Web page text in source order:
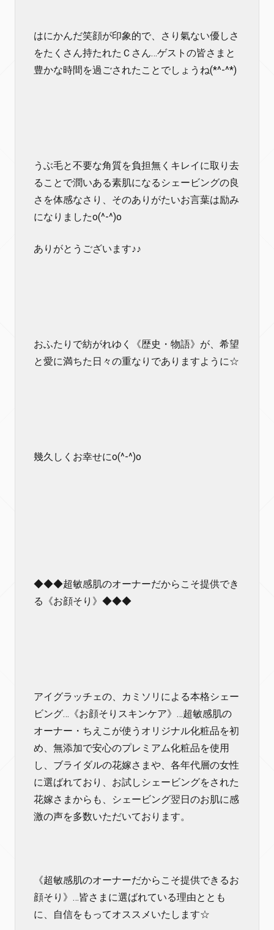
はにかんだ笑顔が印象的で、さり氣ない優しさ
をたくさん持たれたＣさん…ゲストの皆さまと
豊かな時間を過ごされたことでしょうね(*^-^*)
うぶ毛と不要な角質を負担無くキレイに取り去
ることで潤いある素肌になるシェービングの良
さを体感なさり、そのありがたいお言葉は励み
になりましたo(^-^)o
ありがとうございます♪♪
おふたりで紡がれゆく《歴史・物語》が、希望
と愛に満ちた日々の重なりでありますように☆
幾久しくお幸せにo(^-^)o
◆◆◆超敏感肌のオーナーだからこそ提供でき
る《お顔そり》◆◆◆
アイグラッチェの、カミソリによる本格シェー
ビング…《お顔そりスキンケア》…超敏感肌の
オーナー・ちえこが使うオリジナル化粧品を初
め、無添加で安心のプレミアム化粧品を使用
し、ブライダルの花嫁さまや、各年代層の女性
に選ばれており、お試しシェービングをされた
花嫁さまからも、シェービング翌日のお肌に感
激の声を多数いただいております。
《超敏感肌のオーナーだからこそ提供できるお
顔そり》…皆さまに選ばれている理由ととも
に、自信をもってオススメいたします☆